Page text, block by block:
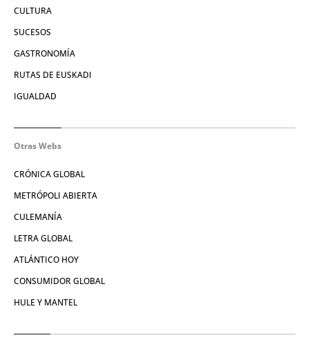
CULTURA
SUCESOS
GASTRONOMÍA
RUTAS DE EUSKADI
IGUALDAD
Otras Webs
CRÓNICA GLOBAL
METRÓPOLI ABIERTA
CULEMANÍA
LETRA GLOBAL
ATLÁNTICO HOY
CONSUMIDOR GLOBAL
HULE Y MANTEL